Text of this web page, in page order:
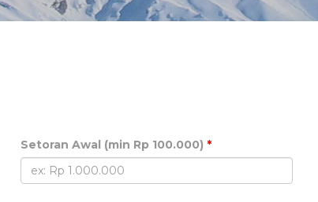
Setoran Awal (min Rp 100.000) *